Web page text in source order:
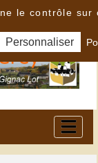
le contrôle sur
Personnaliser